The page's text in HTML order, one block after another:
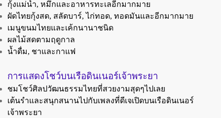
กุ้งแม่น้ำ, หมึกและอาหารทะเลอีกมากมาย
ผัดไทยกุ้งสด, สลัดบาร์, ไก่ทอด, ทอดมันและอีกมากมาย
เมนูขนมไทยและเค้กนานาชนิด
ผลไม้สดตามฤดูกาล
น้ำดื่ม, ชาและกาแฟ
การแสดงโชว์บนเรือดินเนอร์เจ้าพระยา
ชมโชว์ศิลปวัฒนธรรมไทยที่สวยงามสุดๆไปเลย
เต้นรำและสนุกสนานไปกับเพลงที่ดีเจเปิดบนเรือดินเนอร์
เจ้าพระยา